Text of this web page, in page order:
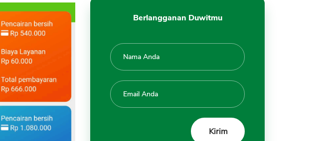
Berlangganan Duwitmu